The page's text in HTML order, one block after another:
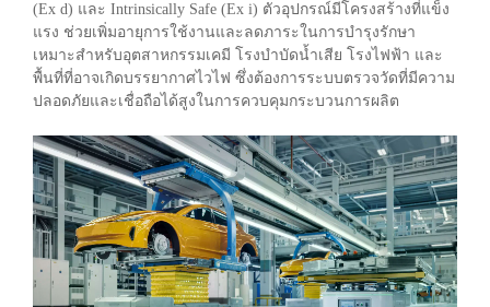
(Ex d) และ Intrinsically Safe (Ex i) ตัวอุปกรณ์มีโครงสร้างที่แข็ง
แรง ช่วยเพิ่มอายุการใช้งานและลดภาระในการบำรุงรักษา
เหมาะสำหรับอุตสาหกรรมเคมี โรงบำบัดน้ำเสีย โรงไฟฟ้า และ
พื้นที่ที่อาจเกิดบรรยากาศไวไฟ ซึ่งต้องการระบบตรวจวัดที่มีความ
ปลอดภัยและเชื่อถือได้สูงในการควบคุมกระบวนการผลิต